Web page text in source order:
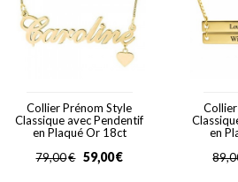
Collier Prénom Style
Classique avec Pendentif
en Plaqué Or 18ct
€
79,00 €
59,00
en